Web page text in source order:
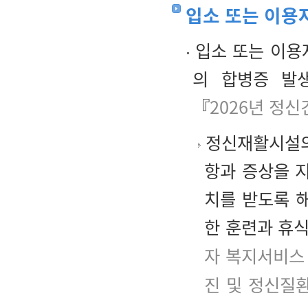
입소 또는 이용
입소 또는 이
의 합병증 발
『2026년 정신
정신재활시설
항과 증상을
치를 받도록
한 훈련과 휴
자 복지서비
진 및 정신질